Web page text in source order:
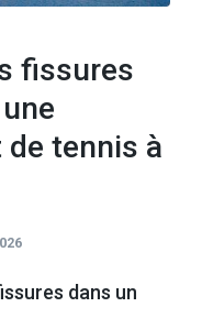
fissures
tennis à
dans un